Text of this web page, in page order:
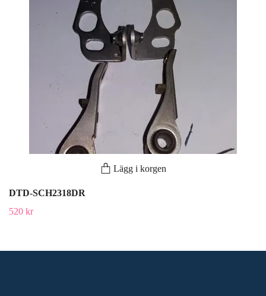
Lägg i korgen
DTD-SCH2318DR
520 kr